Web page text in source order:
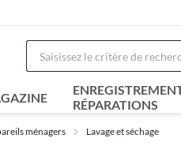
RÉPARATIONS
ménagers Lavage et séchage